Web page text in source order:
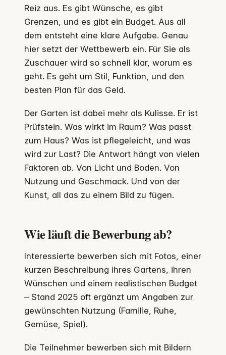
Reiz aus. Es gibt Wünsche, es gibt
Grenzen, und es gibt ein Budget. Aus all
dem entsteht eine klare Aufgabe. Genau
hier setzt der Wettbewerb ein. Für Sie als
Zuschauer wird so schnell klar, worum es
geht. Es geht um Stil, Funktion, und den
besten Plan für das Geld.
Der Garten ist dabei mehr als Kulisse. Er ist
Prüfstein. Was wirkt im Raum? Was passt
zum Haus? Was ist pflegeleicht, und was
wird zur Last? Die Antwort hängt von vielen
Faktoren ab. Von Licht und Boden. Von
Nutzung und Geschmack. Und von der
Kunst, all das zu einem Bild zu fügen.
Wie läuft die Bewerbung ab?
Interessierte bewerben sich mit Fotos, einer
kurzen Beschreibung ihres Gartens, ihren
Wünschen und einem realistischen Budget
– Stand 2025 oft ergänzt um Angaben zur
gewünschten Nutzung (Familie, Ruhe,
Gemüse, Spiel).
Die Teilnehmer bewerben sich mit Bildern